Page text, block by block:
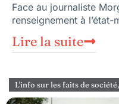
Face au journaliste
renseignement à
Lire la suite
L'info sur les faits de société,